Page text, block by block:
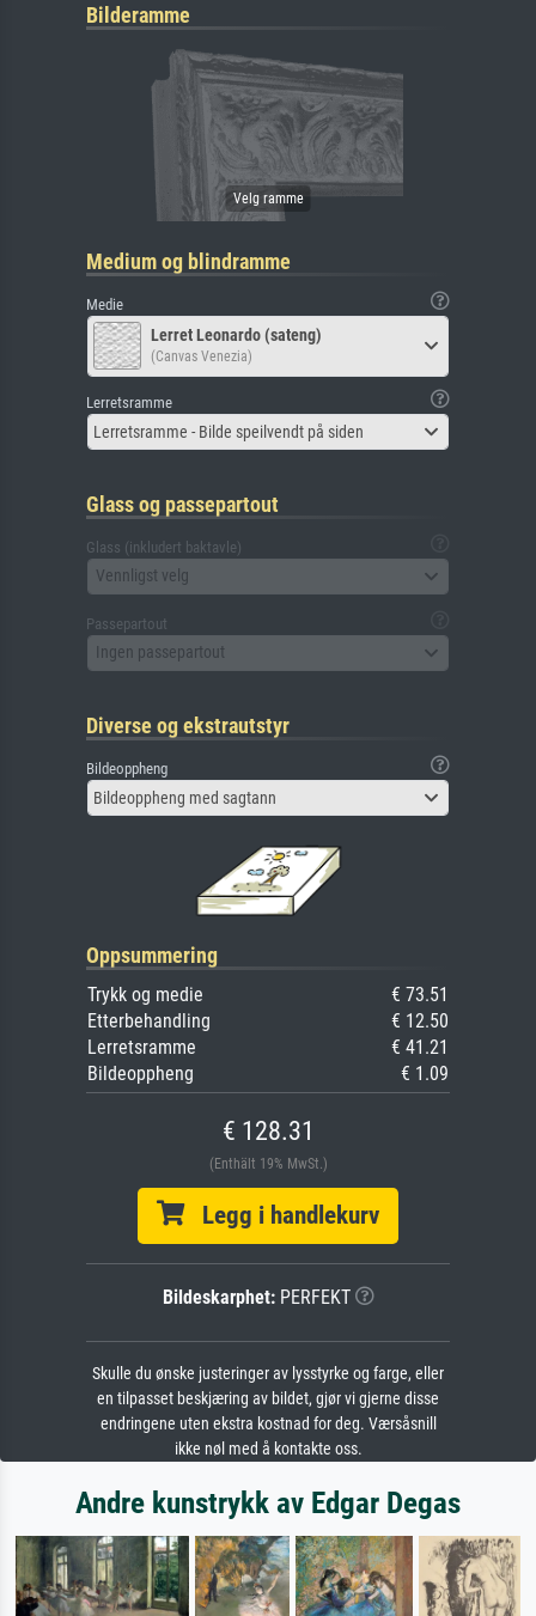
Bilderamme
Medium og blindramme
Medie
Lerret Leonardo (sateng)
(Canvas Venezia)
Lerretsramme
Lerretsramme - Bilde speilvendt på siden
Glass og passepartout
Glass (inkludert baktavle)
Vennligst velg
Passepartout
Ingen passepartout
Diverse og ekstrautstyr
Bildeoppheng
Bildeoppheng med sagtann
Oppsummering
Trykk og medie
€ 73.51
Etterbehandling
€ 12.50
Lerretsramme
€ 41.21
Bildeoppheng
€ 1.09
€ 128.31
(Enthält 19% MwSt.)
Legg i handlekurv
Bildeskarphet:PERFEKT
Skulle du ønske justeringer av lysstyrke og farge, eller
en tilpasset beskjæring av bildet, gjør vi gjerne disse
endringene uten ekstra kostnad for deg. Værsåsnill
ikke nøl med å kontakte oss.
Andre kunstrykk av Edgar Degas